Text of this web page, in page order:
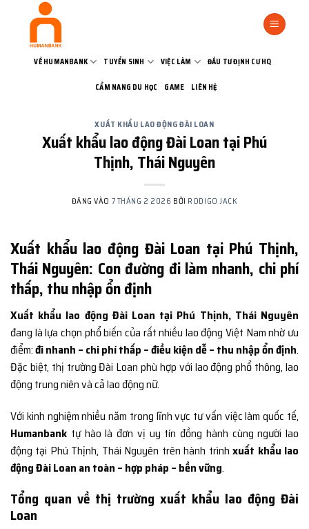
VỀ HUMANBANK TUYỂN SINH VIỆC LÀM ĐẦU TƯ ĐỊNH CƯ HQ
CẨM NANG DU HỌC GAME LIÊN HỆ
XUẤT KHẨU LAO ĐỘNG ĐÀI LOAN
Xuất khẩu lao động Đài Loan tại Phú
Thịnh, Thái Nguyên
ĐĂNG VÀO 7 THÁNG 2 2026 BỞI RODIGO JACK
Xuất khẩu lao động Đài Loan tại Phú Thịnh,
Thái Nguyên: Con đường đi làm nhanh, chi phí
thấp, thu nhập ổn định
Xuất khẩu lao động Đài Loan tại Phú Thịnh, Thái Nguyên
đang là lựa chọn phổ biến của rất nhiều lao động Việt Nam nhờ ưu
điểm:đi nhanh – chi phí thấp – điều kiện dễ – thu nhập ổn định.
Đặc biệt, thị trường Đài Loan phù hợp với lao động phổ thông, lao
động trung niên và cả lao động nữ.
Với kinh nghiệm nhiều năm trong lĩnh vực tư vấn việc làm quốc tế,
Humanbank tự hào là đơn vị uy tín đồng hành cùng người lao
động tại Phú Thịnh, Thái Nguyên trên hành trìnhxuất khẩu lao
động Đài Loan an toàn – hợp pháp – bền vững.
Tổng quan về thị trường xuất khẩu lao động Đài
Loan